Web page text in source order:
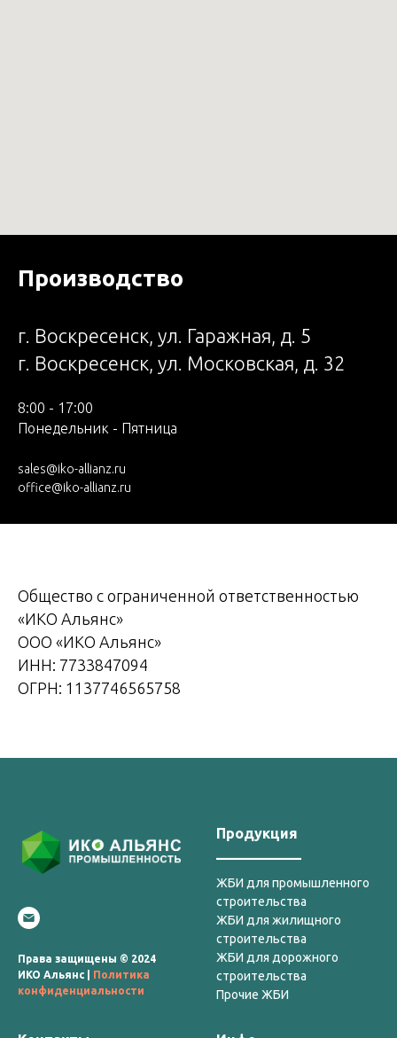
Производство
г. Воскресенск, ул. Гаражная, д. 5
г. Воскресенск, ул. Московская, д. 32
8:00 - 17:00
Понедельник - Пятница
sales@iko-allianz.ru
office@iko-allianz.ru
Общество с ограниченной ответственностью
«ИКО Альянс»
ООО «ИКО Альянс»
ИНН: 7733847094
ОГРН: 1137746565758
Права защищены © 2024
ИКО Альянс |
Политика
конфиденциальности
Продукция
ЖБИ для промышленного
строительства
ЖБИ для жилищного
строительства
ЖБИ для дорожного
строительства
Прочие ЖБИ